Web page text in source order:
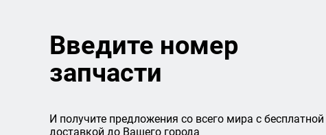
Введите номер
запчасти
И получите предложения со всего мира с бесплатной
доставкой до Вашего города